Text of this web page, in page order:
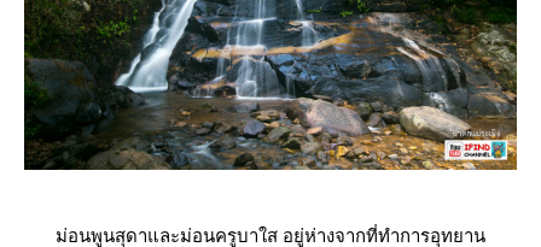
ม่อนพูนสุดาและม่อนครูบาใส อยู่ห่างจากที่ทำการอุทยาน